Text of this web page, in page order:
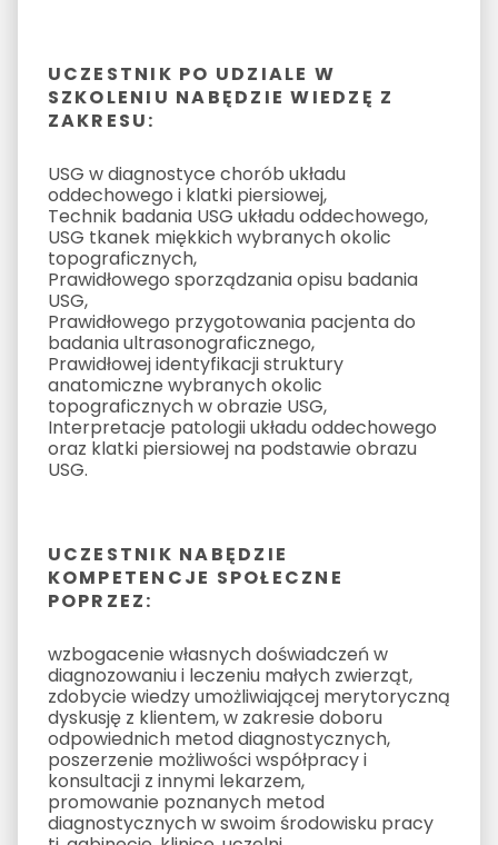
UCZESTNIK PO UDZIALE W
SZKOLENIU NABĘDZIE WIEDZĘ Z
ZAKRESU:
USG w diagnostyce chorób układu
oddechowego i klatki piersiowej,
Technik badania USG układu oddechowego,
USG tkanek miękkich wybranych okolic
topograficznych,
Prawidłowego sporządzania opisu badania
USG,
Prawidłowego przygotowania pacjenta do
badania ultrasonograficznego,
Prawidłowej identyfikacji struktury
anatomiczne wybranych okolic
topograficznych w obrazie USG,
Interpretacje patologii układu oddechowego
oraz klatki piersiowej na podstawie obrazu
USG.
UCZESTNIK NABĘDZIE
KOMPETENCJE SPOŁECZNE
POPRZEZ:
wzbogacenie własnych doświadczeń w
diagnozowaniu i leczeniu małych zwierząt,
zdobycie wiedzy umożliwiającej merytoryczną
dyskusję z klientem, w zakresie doboru
odpowiednich metod diagnostycznych,
poszerzenie możliwości współpracy i
konsultacji z innymi lekarzem,
promowanie poznanych metod
diagnostycznych w swoim środowisku pracy